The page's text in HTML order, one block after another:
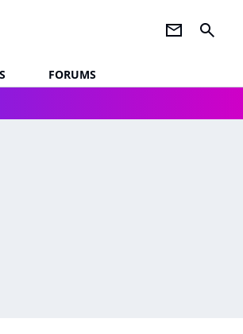
newsletter search
FORUMS